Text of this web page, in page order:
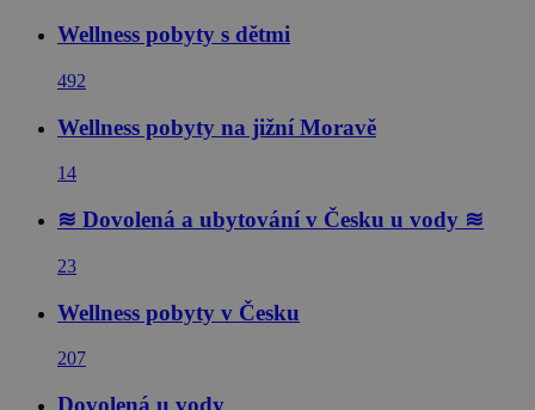
Wellness pobyty s dětmi
492
Wellness pobyty na jižní Moravě
14
≋ Dovolená a ubytování v Česku u vody ≋
23
Wellness pobyty v Česku
207
Dovolená u vody